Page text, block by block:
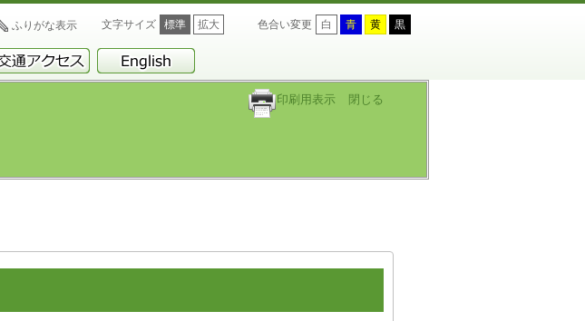
ふりがな表示 文字サイズ 標準 拡大 色合い変更 白 青 黄 黒
印刷用表示 閉じる